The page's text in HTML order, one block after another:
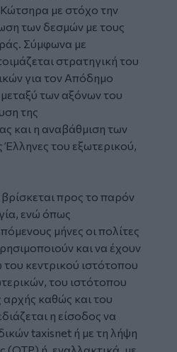
με στόχο την
των δεσμών με τους
Σύμφωνα με
στρατηγική του
για τον Απόδημο
των αξόνων του
της
και η αναβάθμιση των
του εξωτερικού,
προς το παρόν
ενώ όπως
μήνες οι πολίτες
και να έχουν
κεντρικού ιστότοπου
του ιστότοπου
αρχής καθώς και του
η είσοδος να
taxisnet ή με τη λήψη